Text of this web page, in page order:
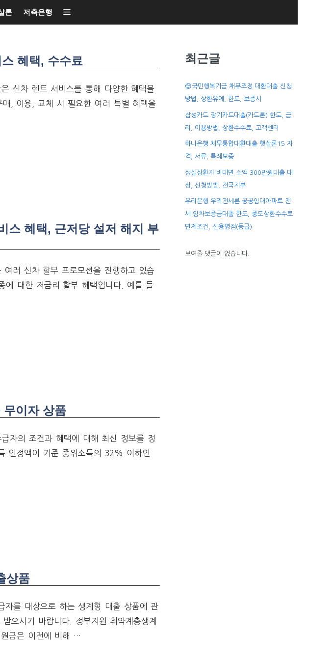
론 저축은행
혜택, 수수료
신차 렌트 서비스를 통해 다양한 혜택을
, 이용, 교체 시 필요한 여러 특별 혜택을
스 혜택, 근저당 설저 해지 부
여러 신차 할부 프로모션을 진행하고 있습
에 대한 저금리 할부 혜택입니다. 예를 들
무이자 상품
자의 조건과 혜택에 대해 최신 정보를 정
인정액이 기준 중위소득의 32% 이하인
상품
자를 대상으로 하는 생계형 대출 상품에 관
으시기 바랍니다. 정부지원 취약계층생계
금은 이전에 비해 …
최근글
😊국민행복기금 채무조정 대환대출 신청
방법, 상환유예, 한도, 보증서
삼성카드 장기카드대출(카드론) 한도, 금
리, 이용방법, 상환수수료, 고객센터
하나은행 채무통합대환대출 햇살론15 자
격, 서류, 특례보증
성실상환자 비대면 소액 300만원대출 대
상, 신청방법, 전국지부
우리은행 우리전세론 공공임대아파트 전
세 임차보증금대출 한도, 중도상환수수료
면제조건, 신용평점(등급)
보여줄 댓글이 없습니다.